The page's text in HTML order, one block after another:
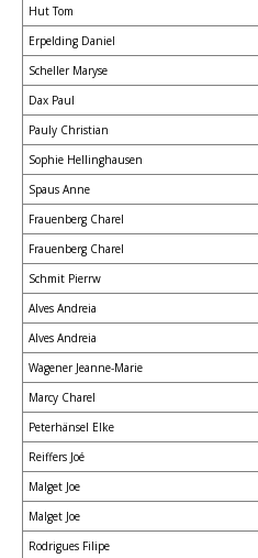
Hut Tom
Erpelding Daniel
Scheller Maryse
Dax Paul
Pauly Christian
Sophie Hellinghausen
Spaus Anne
Frauenberg Charel
Frauenberg Charel
Schmit Pierrw
Alves Andreia
Alves Andreia
Wagener Jeanne-Marie
Marcy Charel
Peterhänsel Elke
Reiffers Joé
Malget Joe
Malget Joe
Rodrigues Filipe